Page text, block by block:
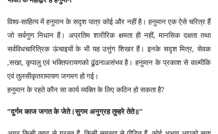
विश्व-साहित्य में हनुमान के सदृश पात्र कोई और नहीं है। हनुमान एक ऐसे चरित्र हैं
जो सर्वगुण निधान हैं। अप्रतिम शारीरिक क्षमता ही नहीं, मानसिक दक्षता तथा
सर्वविधचारित्रिक ऊंचाइयों के भी यह उत्तुंग शिखर हैं। इनके सदृश मित्र, सेवक
,सखा, कृपालु एवं भक्तिपरायणको ढूंढनाअसंभव है। हनुमान के प्रकाश से वाल्मीकि
एवं तुलसीकृतरामायण जगमग हो गई।
हनुमान के रहते कौन सा कार्य व्यक्ति के लिए कठिन हो सकता है?
“दुर्गम काज जगत के जेते।सुगम अनुग्रह तुम्हरे तेते॥”